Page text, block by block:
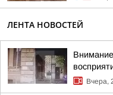
ЛЕНТА НОВОСТЕЙ
Вчера,